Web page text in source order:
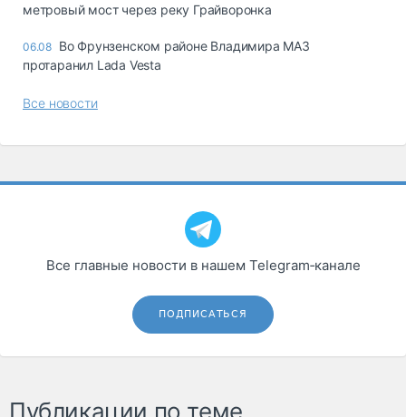
метровый мост через реку Грайворонка
06.08 Во Фрунзенском районе Владимира МАЗ
протаранил Lada Vesta
Все новости
Все главные новости в нашем Telegram‑канале
ПОДПИСАТЬСЯ
Публикации по теме